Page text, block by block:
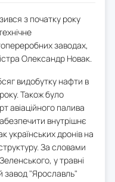
з початку року
заводах,
Олександр Новак.
видобутку нафти в
Також було
авіаційного палива
внутрішнє
українських дронів на
За словами
у травні
завод "Ярославль"